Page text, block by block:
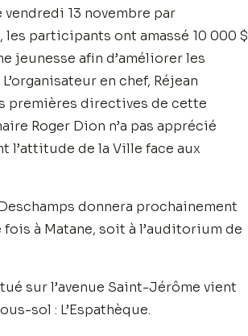
13 novembre par
participants ont amassé 10 000 $
jeunesse afin d’améliorer les
en chef, Réjean
premières directives de cette
Roger Dion n’a pas apprécié
l’attitude de la Ville face aux
donnera prochainement
à Matane, soit à l’auditorium de
sur l’avenue Saint-Jérôme vient
sol : L’Espathèque.